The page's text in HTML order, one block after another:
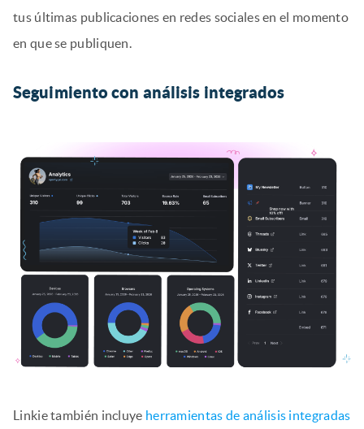
tus últimas publicaciones en redes sociales en el momento
en que se publiquen.
Seguimiento con análisis integrados
Linkie también incluye herramientas de análisis integradas